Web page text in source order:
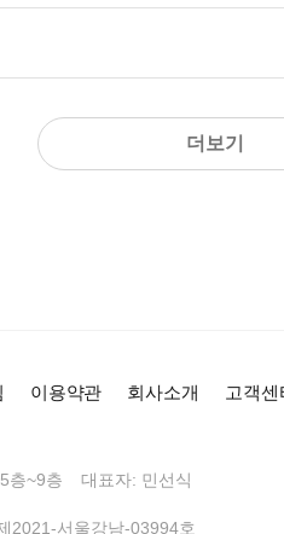
더보기
이용약관 회사소개 고객센
층~9층
대표자: 민선식
2021-서울강남-03994호